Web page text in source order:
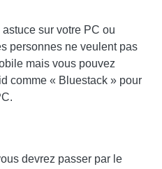
sur votre PC ou
personnes ne veulent pas
mais vous pouvez
comme « Bluestack » pour
devrez passer par le